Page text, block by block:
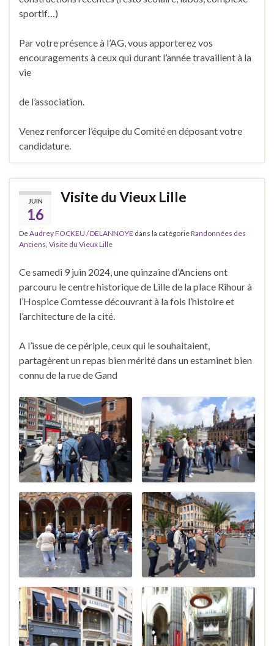
sportif…)
Par votre présence à l’AG, vous apporterez vos
encouragements à ceux qui durant l’année travaillent à la
vie
de l’association.
Venez renforcer l’équipe du Comité en déposant votre
candidature.
JUIN
16
Visite du Vieux Lille
DeAudrey FOCKEU / DELANNOYE dans la catégorieRandonnées des
Anciens, Visite du Vieux Lille
Ce samedi 9 juin 2024, une quinzaine d’Anciens ont
parcouru le centre historique de Lille de la place Rihour à
l’Hospice Comtesse découvrant à la fois l’histoire et
l’architecture de la cité.
A l’issue de ce périple, ceux qui le souhaitaient,
partagèrent un repas bien mérité dans un estaminet bien
connu de la rue de Gand